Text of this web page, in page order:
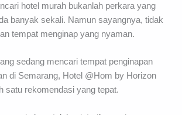
hotel murah bukanlah perkara yang
banyak sekali. Namun sayangnya, tidak
tempat menginap yang nyaman.
sedang mencari tempat penginapan
di Semarang, Hotel @Hom by Horizon
satu rekomendasi yang tepat.